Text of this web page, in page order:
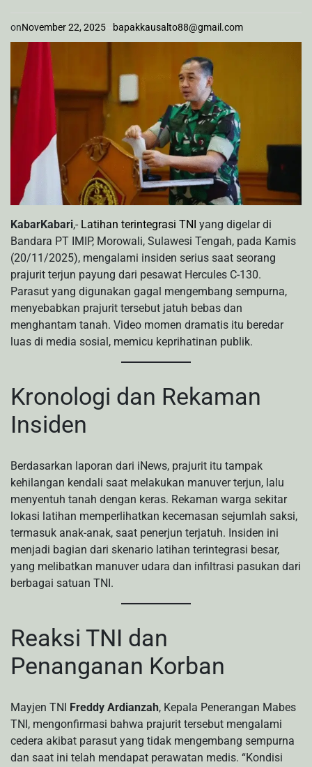
onNovember 22, 2025 bapakkausalto88@gmail.com
KabarKabari,- Latihan terintegrasi TNI yang digelar di
Bandara PT IMIP, Morowali, Sulawesi Tengah, pada Kamis
(20/11/2025), mengalami insiden serius saat seorang
prajurit terjun payung dari pesawat Hercules C-130.
Parasut yang digunakan gagal mengembang sempurna,
menyebabkan prajurit tersebut jatuh bebas dan
menghantam tanah. Video momen dramatis itu beredar
luas di media sosial, memicu keprihatinan publik.
Kronologi dan Rekaman
Insiden
Berdasarkan laporan dari iNews, prajurit itu tampak
kehilangan kendali saat melakukan manuver terjun, lalu
menyentuh tanah dengan keras. Rekaman warga sekitar
lokasi latihan memperlihatkan kecemasan sejumlah saksi,
termasuk anak-anak, saat penerjun terjatuh. Insiden ini
menjadi bagian dari skenario latihan terintegrasi besar,
yang melibatkan manuver udara dan infiltrasi pasukan dari
berbagai satuan TNI.
Reaksi TNI dan
Penanganan Korban
Mayjen TNI Freddy Ardianzah, Kepala Penerangan Mabes
TNI, mengonfirmasi bahwa prajurit tersebut mengalami
cedera akibat parasut yang tidak mengembang sempurna
dan saat ini telah mendapat perawatan medis. “Kondisi